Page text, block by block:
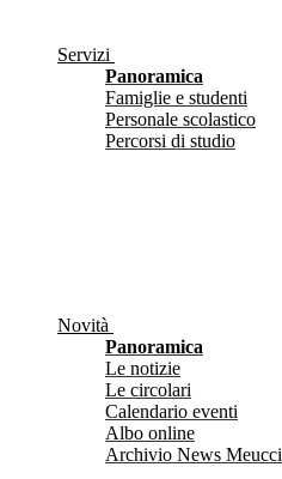
Servizi
Panoramica
Famiglie e studenti
Personale scolastico
Percorsi di studio
Novità
Panoramica
Le notizie
Le circolari
Calendario eventi
Albo online
Archivio News Meucci